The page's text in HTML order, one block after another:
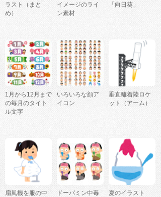
ラスト（まと
め）
イメージのライ
ン素材
「向日葵」
1月から12月まで
の毎月のタイト
ル文字
いろいろな顔ア
イコン
垂直離着陸ロケ
ット（アーム）
扇風機を服の中
ドーパミン中毒
夏のイラスト